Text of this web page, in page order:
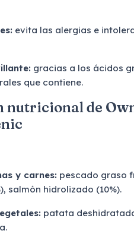
evita las alergias e
gracias a los ácidos
que contiene.
de
y carnes: pescado graso
salmón hidrolizado (10%).
patata